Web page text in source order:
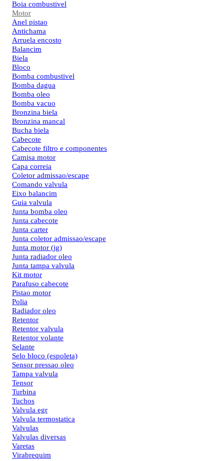
Boia combustivel
Motor
Anel pistao
Antichama
Arruela encosto
Balancim
Biela
Bloco
Bomba combustivel
Bomba dagua
Bomba oleo
Bomba vacuo
Bronzina biela
Bronzina mancal
Bucha biela
Cabecote
Cabecote filtro e componentes
Camisa motor
Capa correia
Coletor admissao/escape
Comando valvula
Eixo balancim
Guia valvula
Junta bomba oleo
Junta cabecote
Junta carter
Junta coletor admissao/escape
Junta motor (jg)
Junta radiador oleo
Junta tampa valvula
Kit motor
Parafuso cabecote
Pistao motor
Polia
Radiador oleo
Retentor
Retentor valvula
Retentor volante
Selante
Selo bloco (espoleta)
Sensor pressao oleo
Tampa valvula
Tensor
Turbina
Tuchos
Valvula egr
Valvula termostatica
Valvulas
Valvulas diversas
Varetas
Virabrequim